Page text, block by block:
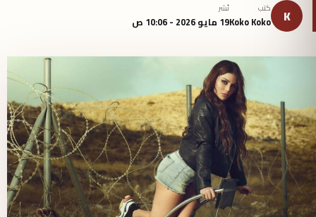
K كتب
Koko Koko
نُشر
19 مايو 2026 - 10:06 ص